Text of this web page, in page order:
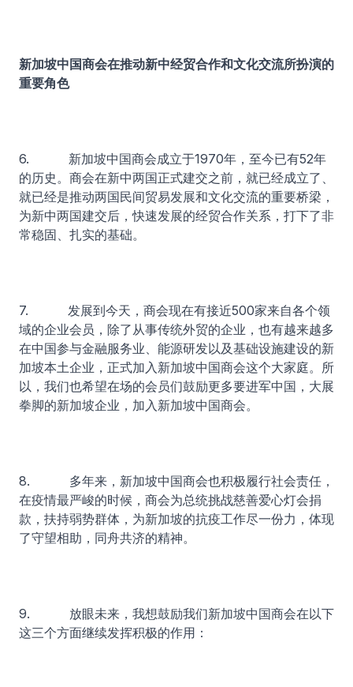
新加坡中国商会在推动新中经贸合作和文化交流所扮演的
重要角色
6. 新加坡中国商会成立于1970年，至今已有52年
的历史。商会在新中两国正式建交之前，就已经成立了、
就已经是推动两国民间贸易发展和文化交流的重要桥梁，
为新中两国建交后，快速发展的经贸合作关系，打下了非
常稳固、扎实的基础。
7. 发展到今天，商会现在有接近500家来自各个领
域的企业会员，除了从事传统外贸的企业，也有越来越多
在中国参与金融服务业、能源研发以及基础设施建设的新
加坡本土企业，正式加入新加坡中国商会这个大家庭。所
以，我们也希望在场的会员们鼓励更多要进军中国，大展
拳脚的新加坡企业，加入新加坡中国商会。
8. 多年来，新加坡中国商会也积极履行社会责任，
在疫情最严峻的时候，商会为总统挑战慈善爱心灯会捐
款，扶持弱势群体，为新加坡的抗疫工作尽一份力，体现
了守望相助，同舟共济的精神。
9. 放眼未来，我想鼓励我们新加坡中国商会在以下
这三个方面继续发挥积极的作用：